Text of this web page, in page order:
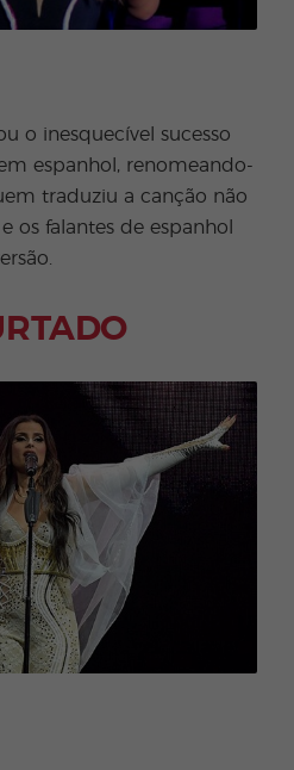
o inesquecível sucesso
espanhol, renomeando-
traduziu a canção não
os falantes de espanhol